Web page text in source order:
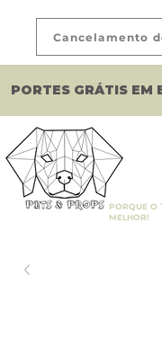
PORQUE O
MELHOR!
PORTES GRÁTIS EM
Cancelamento